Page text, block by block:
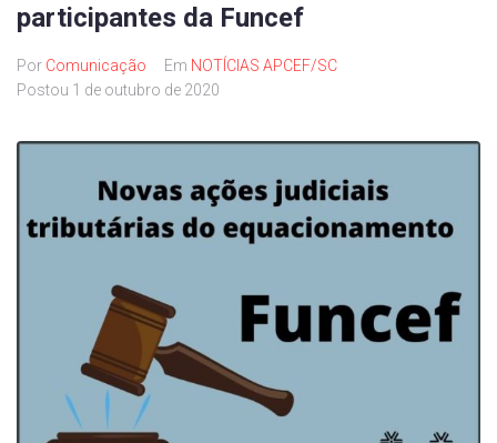
participantes da Funcef
Por Comunicação Em NOTÍCIAS APCEF/SC
Postou 1 de outubro de 2020